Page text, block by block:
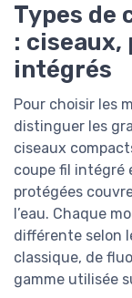
Types de
: ciseaux,
intégrés
Pour choisir les
distinguer les
ciseaux
coupe fil intégré
protégées
l’eau. Chaque
différente selon
classique, de
gamme utilisée